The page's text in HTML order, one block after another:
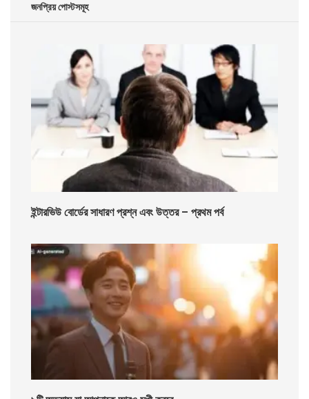
জনপ্রিয় পোস্টসমূহ
ইন্টারভিউ বোর্ডের সাধারণ প্রশ্ন এবং উত্তর – প্রথম পর্ব